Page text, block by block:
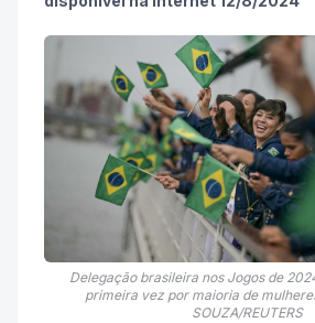
Delegação brasileira nos Jogos de
primeira vez por maioria de
SOUZA/REUTERS